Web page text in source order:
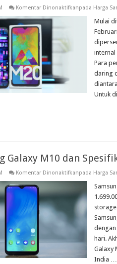
Komentar Dinonaktifkanpada Harga
Mulai
internal
Para
daring
Untuk
Galaxy M10 dan
Komentar Dinonaktifkanpada Harga
storage
hari.
Galaxy
India …